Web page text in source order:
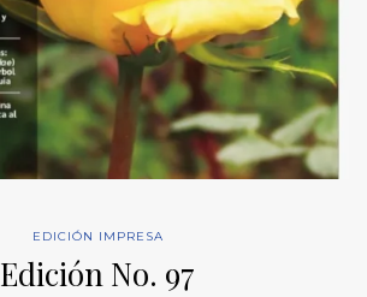
EDICIÓN IMPRESA
Edición No. 97